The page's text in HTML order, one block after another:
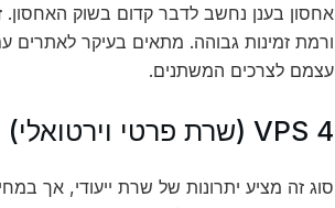
אחסון בענן נחשב לדבר קדום בשוק
ורמת זמינות גבוהה. מתאים בעיקר לאתרים
עצמם לצרכים המשתנים.
4 VPS (שרת פרטי וירטואלי)